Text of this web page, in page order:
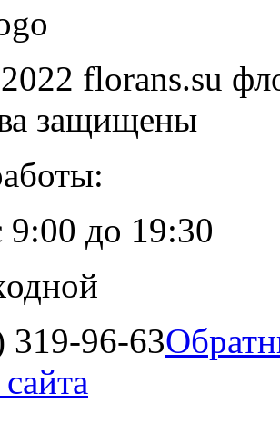
florans.su
защищены
9:00 до 19:30
319-96-63